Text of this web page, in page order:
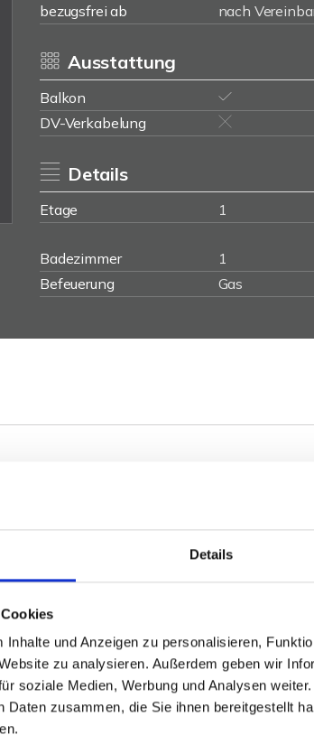
Details
und Anzeigen zu personalisieren,
zu analysieren. Außerdem geben wir
soziale Medien, Werbung und Analysen
Daten zusammen, die Sie ihnen bereitgestellt
bezugsfrei ab
nach
Ausstattung
Balkon
DV-Verkabelung
Details
Etage 1
Badezimmer 1
Befeuerung
Gas
haben wir bereits den passenden
Wenn Sie über den
ermitteln wir für Sie den aktuellen Marktwert